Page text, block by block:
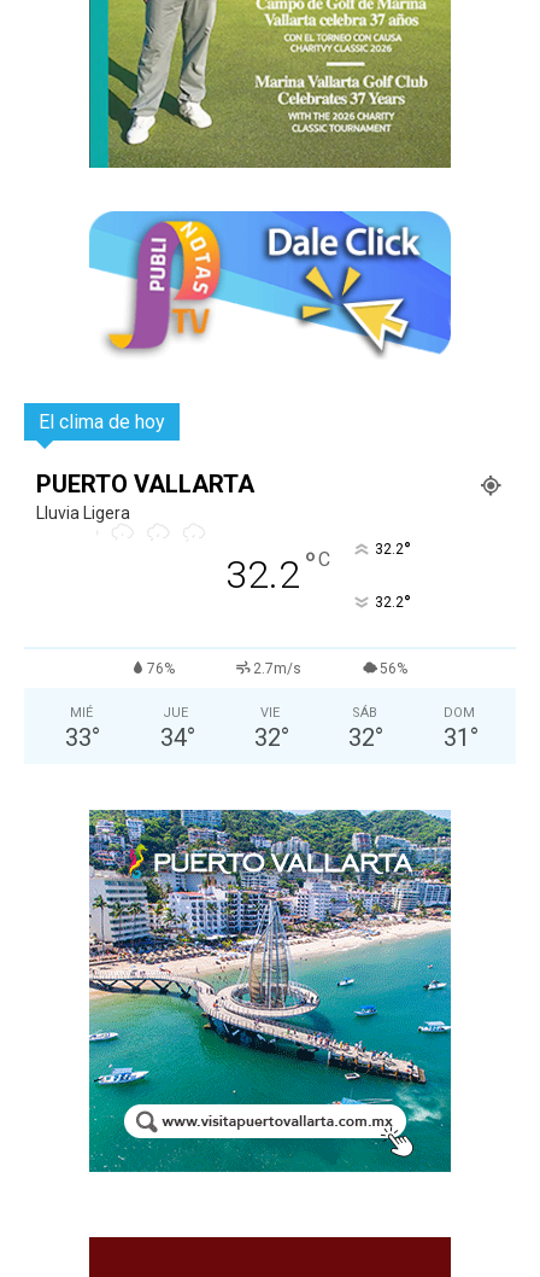
El clima de hoy
PUERTO VALLARTA
Lluvia Ligera
32.2°C 32.2°
32.2°
76% 2.7m/s 56%
MIÉ
33°
JUE
34°
VIE
32°
SÁB
32°
DOM
31 °